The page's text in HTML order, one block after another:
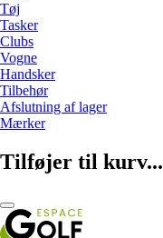
Tøj
Tasker
Clubs
Vogne
Handsker
Tilbehør
Afslutning af lager
Mærker
Tilføjer til kurv...